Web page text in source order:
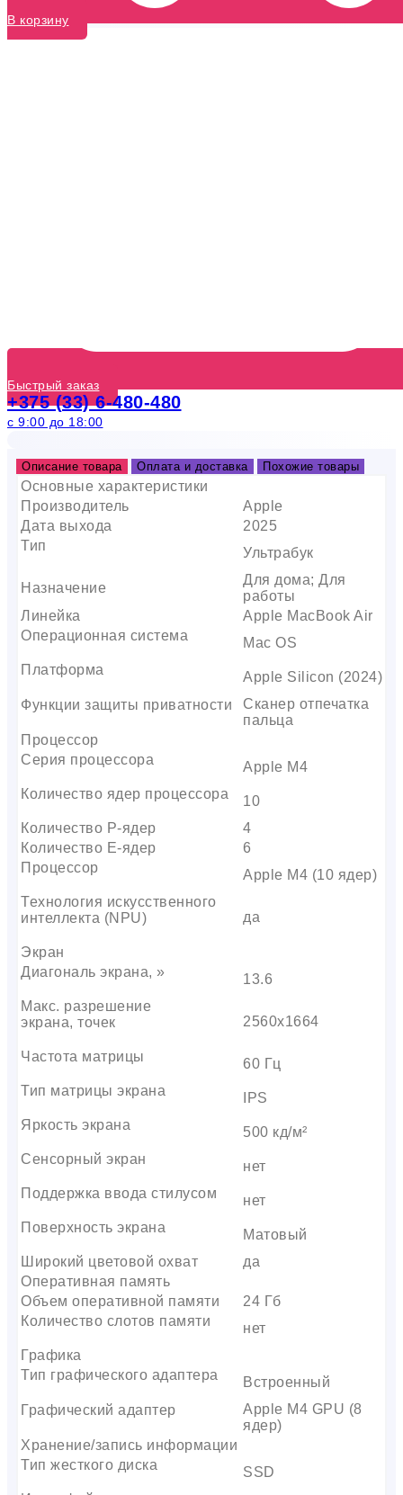
В корзину
Быстрый заказ
+375 (33) 6-480-480
с 9:00 до 18:00
Описание товара Оплата и доставка Похожие товары
Основные характеристики
Производитель
Apple
Дата выхода
2025
Тип
Ультрабук
Назначение
Для дома; Для
работы
Линейка
Apple MacBook Air
Операционная система
Mac OS
Платформа
Apple Silicon (2024)
Функции защиты приватности
Сканер отпечатка
пальца
Процессор
Серия процессора
Apple M4
Количество ядер процессора
10
Количество P-ядер
4
Количество E-ядер
6
Процессор
Apple M4 (10 ядер)
Технология искусственного
интеллекта (NPU)
да
Экран
Диагональ экрана, »
13.6
Макс. разрешение
экрана, точек
2560х1664
Частота матрицы
60 Гц
Тип матрицы экрана
IPS
Яркость экрана
500 кд/м²
Сенсорный экран
нет
Поддержка ввода стилусом
нет
Поверхность экрана
Матовый
Широкий цветовой охват
да
Оперативная память
Объем оперативной памяти
24 Гб
Количество слотов памяти
нет
Графика
Тип графического адаптера
Встроенный
Графический адаптер
Apple M4 GPU (8
ядер)
Хранение/запись информации
Тип жесткого диска
SSD